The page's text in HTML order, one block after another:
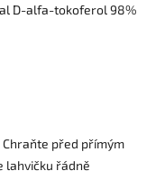
D-alfa-tokoferol 98%
před přímým
lahvičku řádně